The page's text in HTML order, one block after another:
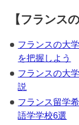
【フランス
フランスの大
を把握しよう
フランスの大
説
フランス留学
語学学校6選